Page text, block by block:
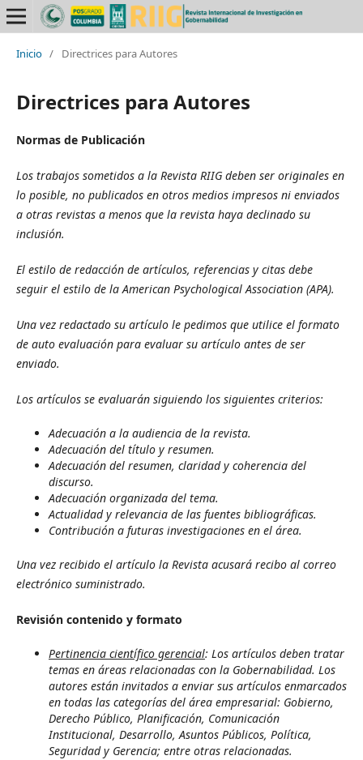
Inicio / Directrices para Autores
Directrices para Autores
Normas de Publicación
Los trabajos sometidos a la Revista RIIG deben ser originales en
lo posible, no publicados en otros medios impresos ni enviados
a otras revistas a menos que la revista haya declinado su
inclusión.
El estilo de redacción de artículos, referencias y citas debe
seguir el estilo de la American Psychological Association (APA).
Una vez redactado su artículo le pedimos que utilice el formato
de auto evaluación para evaluar su artículo antes de ser
enviado.
Los artículos se evaluarán siguiendo los siguientes criterios:
Adecuación a la audiencia de la revista.
Adecuación del título y resumen.
Adecuación del resumen, claridad y coherencia del
discurso.
Adecuación organizada del tema.
Actualidad y relevancia de las fuentes bibliográficas.
Contribución a futuras investigaciones en el área.
Una vez recibido el artículo la Revista acusará recibo al correo
electrónico suministrado.
Revisión contenido y formato
Pertinencia científico gerencial: Los artículos deben tratar
temas en áreas relacionadas con la Gobernabilidad. Los
autores están invitados a enviar sus artículos enmarcados
en todas las categorías del área empresarial: Gobierno,
Derecho Público, Planificación, Comunicación
Institucional, Desarrollo, Asuntos Públicos, Política,
Seguridad y Gerencia; entre otras relacionadas.